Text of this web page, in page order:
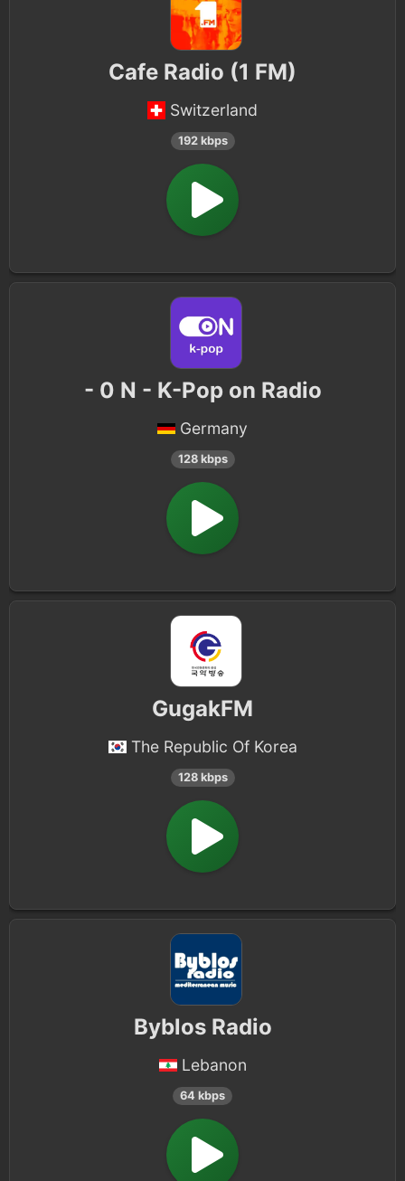
Cafe Radio (1 FM)
Switzerland
192 kbps
- 0 N - K-Pop on Radio
Germany
128 kbps
GugakFM
The Republic Of Korea
128 kbps
Byblos Radio
Lebanon
64 kbps